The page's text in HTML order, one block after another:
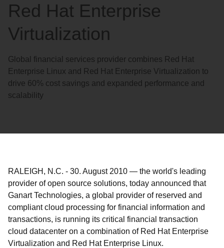
Red Hat Enterprise
Virtualization
Global financial services provider combines Red Hat
Enterprise Linux and Red Hat Enterprise Virtualization to
drive 60% cost savings and expanded performance and
scalability
RALEIGH, N.C. - 30. August 2010 — the world's leading
provider of open source solutions, today announced that
Ganart Technologies, a global provider of reserved and
compliant cloud processing for financial information and
transactions, is running its critical financial transaction
cloud datacenter on a combination of Red Hat Enterprise
Virtualization and Red Hat Enterprise Linux.